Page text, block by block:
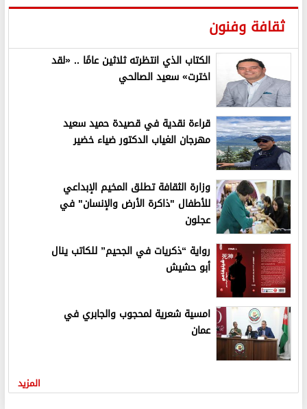
ثقافة وفنون
الكتاب الذي انتظرته ثلاثين عامًا .. «لقد
اخترت» سعيد الصالحي
قراءة نقدية في قصيدة حميد سعيد
مهرجان الغياب الدكتور ضياء خضير
وزارة الثقافة تطلق المخيم الإبداعي
للأطفال "ذاكرة الأرض والإنسان" في
عجلون
رواية “ذكريات في الجحيم” للكاتب ينال
أبو حشيش
امسية شعرية لمحجوب والجابري في
عمان
المزيد